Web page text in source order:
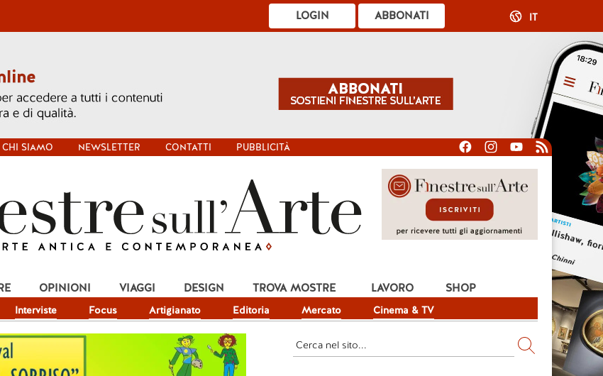
ABBONATI
LOGIN IT
CHI SIAMO NEWSLETTER CONTATTI PUBBLICITÀ
Interviste Focus Artigianato Editoria Mercato Cinema & TV
OPINIONI VIAGGI DESIGN TROVA MOSTRE LAVORO SHOP